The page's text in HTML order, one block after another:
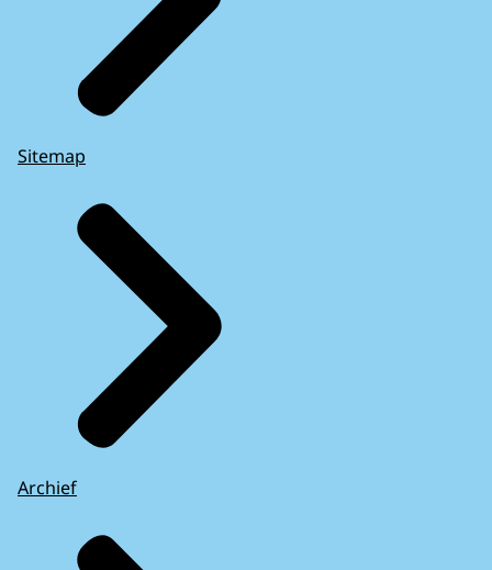
Sitemap
Archief